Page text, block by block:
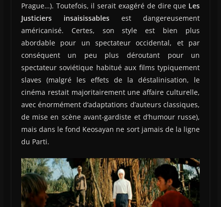
Prague…). Toutefois, il serait exagéré de dire que Les
Justiciers insaisissablesest dangereusement
américanisé. Certes, son style est bien plus
abordable pour un spectateur occidental, et par
conséquent un peu plus déroutant pour un
spectateur soviétique habitué aux films typiquement
slaves (malgré les effets de la déstalinisation, le
cinéma restait majoritairement une affaire culturelle,
avec énormément d’adaptations d’auteurs classiques,
de mise en scène avant-gardiste et d’humour russe),
mais dans le fond Keosayan ne sort jamais de la ligne
du Parti.